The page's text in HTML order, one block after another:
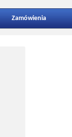
Zamówienia